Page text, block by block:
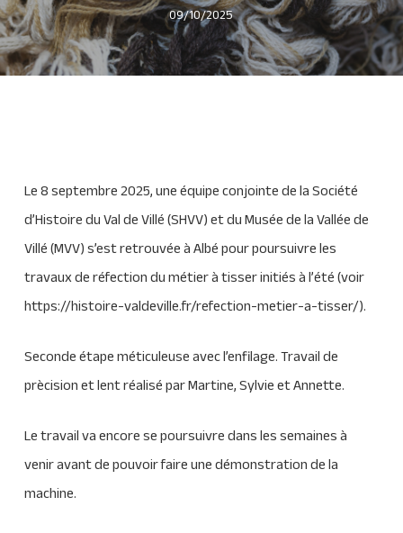
09/10/2025
Le 8 septembre 2025, une équipe conjointe de la Société
d’Histoire du Val de Villé (SHVV) et du Musée de la Vallée de
Villé (MVV) s’est retrouvée à Albé pour poursuivre les
travaux de réfection du métier à tisser initiés à l’été (voir
https://histoire-valdeville.fr/refection-metier-a-tisser/).
Seconde étape méticuleuse avec l’enfilage. Travail de
prècision et lent réalisé par Martine, Sylvie et Annette.
Le travail va encore se poursuivre dans les semaines à
venir avant de pouvoir faire une démonstration de la
machine.